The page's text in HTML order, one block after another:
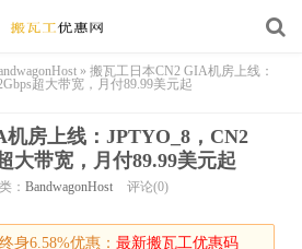
» 搬瓦工日本CN2 GIA机房上线：
超大带宽，月付89.99美元起
房上线：JPTYO_8，CN2
大带宽，月付89.99美元起
： BandwagonHost 评论(0)
身6.58%优惠： 最新搬瓦工优惠码